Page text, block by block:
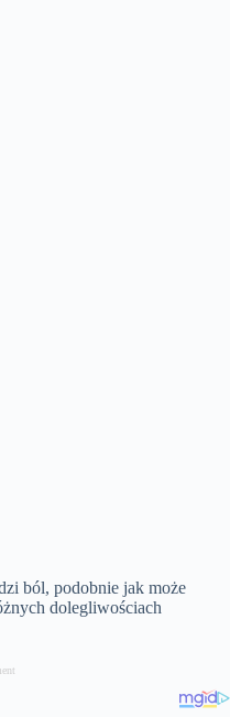
ból, podobnie jak może
dolegliwościach